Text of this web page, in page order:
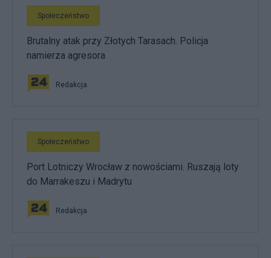
Społeczeństwo
Brutalny atak przy Złotych Tarasach. Policja
namierza agresora
Redakcja
Społeczeństwo
Port Lotniczy Wrocław z nowościami. Ruszają loty
do Marrakeszu i Madrytu
Redakcja